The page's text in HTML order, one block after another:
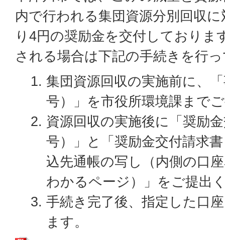
内で行われる集団資源分別回収
り4円の奨励金を交付しておりま
される場合は下記の手続きを行
集団資源回収の実施前に、
号）」を市役所環境課まで
資源回収の実施後に「奨励
号）」と「奨励金交付請求
込先通帳の写し（内側の口
わかるページ）」をご提出
手続き完了後、指定した口
ます。